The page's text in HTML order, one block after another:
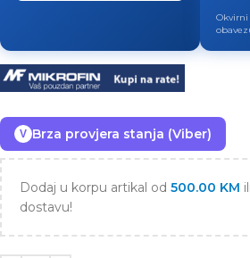
Okvirni
V Brza provjera stanja (Viber)
Dodaj u korpu artikal od 500.00 KM
dostavu!